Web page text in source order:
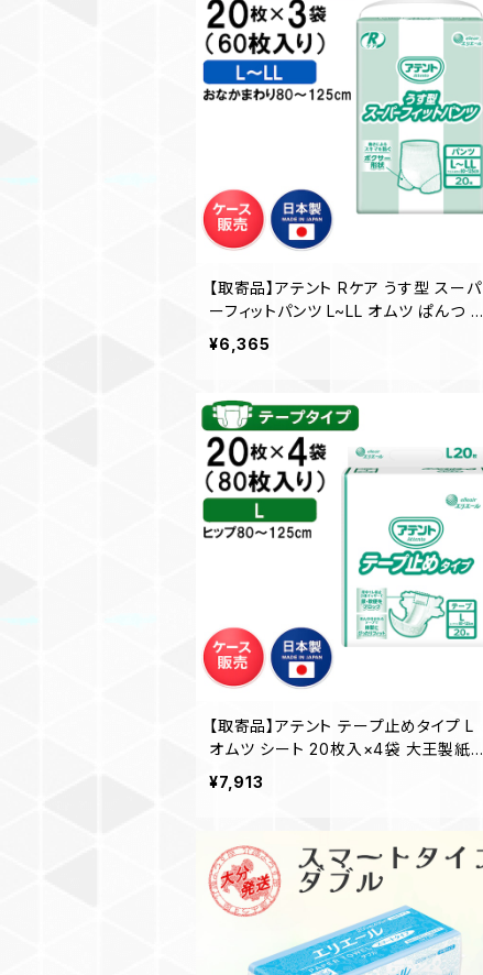
【取寄品】アテント Rケア うす型 スーパ
ーフィットパンツ L~LL オムツ ぱんつ 2
0枚入×3袋 大王製紙 介護 業務用 【ケ
ース販売】◎送料無料（一部地域を除く）
¥6,365
【取寄品】アテント テープ止めタイプ L
オムツ シート 20枚入×4袋 大王製紙
介護 業務用【ケース販売】◎送料無料
（一部地域を除く）
¥7,913